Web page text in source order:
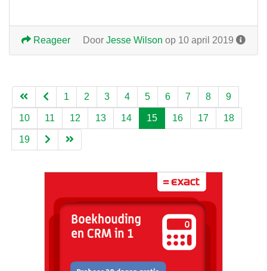
Door Jesse Wilson op 10 april 2019
Reageer
1 2 3 4 5 6 7 8 9
10 11 12 13 14 15 16 17 18
19